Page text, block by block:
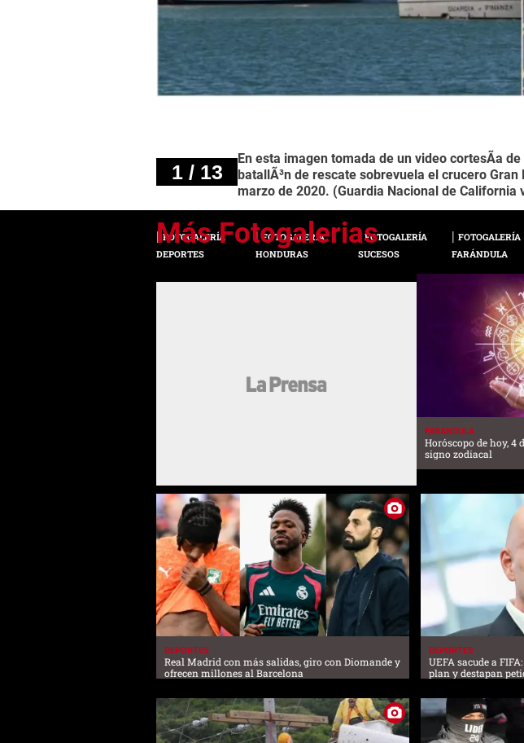
1 / 13
En esta imagen tomada de un video cortesÃ­a
batallÃ³n de rescate sobrevuela el crucero
marzo de 2020. (Guardia Nacional de California
FOTOGALERÍA
DEPORTES
FOTOGALERÍA
HONDURAS
FOTOGALERÍA
SUCESOS
FOTOGALERÍA
FARÁNDULA
FARANDULA
Horóscopo de hoy, 4
signo zodiacal
DEPORTES
Real Madrid con más salidas, giro con Diomande y
ofrecen millones al Barcelona
DEPORTES
UEFA sacude a
plan y destapan